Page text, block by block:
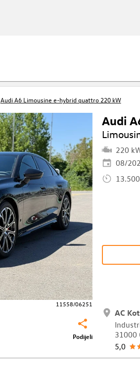
Audi A6 Limousine e-hybrid quattro 220 kW
11558/06251
Audi
220
08/
AC
31000
5,0
Podijeli